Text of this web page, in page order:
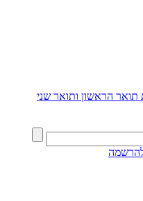
תואר הראשון ותואר שני